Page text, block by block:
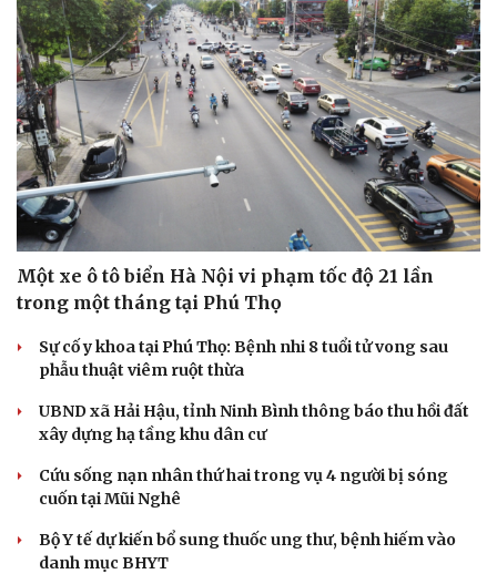
Một xe ô tô biển Hà Nội vi phạm tốc độ 21 lần
trong một tháng tại Phú Thọ
Sự cố y khoa tại Phú Thọ: Bệnh nhi 8 tuổi tử vong sau
phẫu thuật viêm ruột thừa
UBND xã Hải Hậu, tỉnh Ninh Bình thông báo thu hồi đất
xây dựng hạ tầng khu dân cư
Cứu sống nạn nhân thứ hai trong vụ 4 người bị sóng
cuốn tại Mũi Nghê
Bộ Y tế dự kiến bổ sung thuốc ung thư, bệnh hiếm vào
danh mục BHYT